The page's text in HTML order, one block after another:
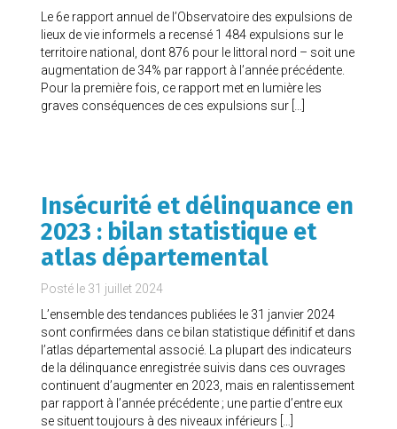
Le 6e rapport annuel de l’Observatoire des expulsions de
lieux de vie informels a recensé 1 484 expulsions sur le
territoire national, dont 876 pour le littoral nord – soit une
augmentation de 34% par rapport à l’année précédente.
Pour la première fois, ce rapport met en lumière les
graves conséquences de ces expulsions sur […]
Insécurité et délinquance en
2023 : bilan statistique et
atlas départemental
Posté le 31 juillet 2024
L’ensemble des tendances publiées le 31 janvier 2024
sont confirmées dans ce bilan statistique définitif et dans
l’atlas départemental associé. La plupart des indicateurs
de la délinquance enregistrée suivis dans ces ouvrages
continuent d’augmenter en 2023, mais en ralentissement
par rapport à l’année précédente ; une partie d’entre eux
se situent toujours à des niveaux inférieurs […]